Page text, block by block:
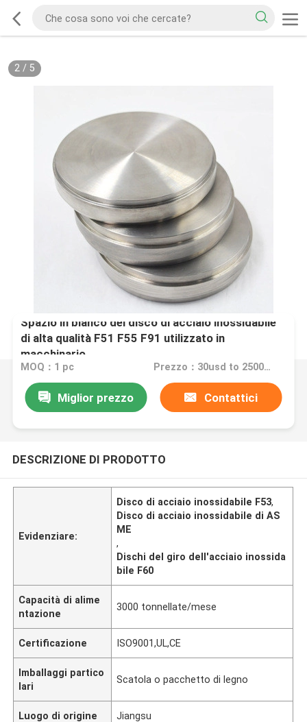
2/ 5
Spazio in bianco del disco di acciaio inossidabile
di alta qualità F51 F55 F91 utilizzato in
macchinario
MOQ：1 pc Prezzo：30usd to 2500usd per piece
Miglior prezzo Contattici
DESCRIZIONE DI PRODOTTO
Evidenziare:
Disco di acciaio inossidabile F53,
Disco di acciaio inossidabile di AS
ME
,
Dischi del giro dell'acciaio inossida
bile F60
Capacità di alime
ntazione
3000 tonnellate/mese
Certificazione ISO9001,UL,CE
Imballaggi partico
lari
Scatola o pacchetto di legno
Luogo di origine Jiangsu